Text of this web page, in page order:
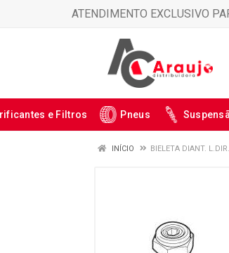
ATENDIMENTO EXCLUSIVO
e Filtros Pneus
INÍCIO BIELETA DIANT.